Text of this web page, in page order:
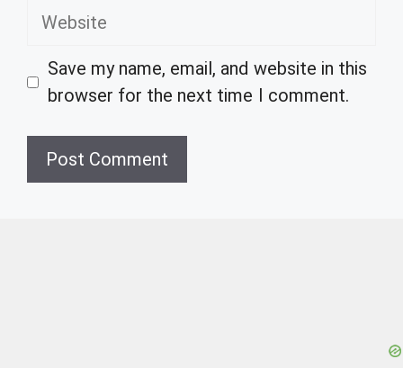
Website
Save my name, email, and website in this
browser for the next time I comment.